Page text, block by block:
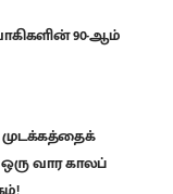
90-ஆம்
முடக்கத்தைக்
ஒரு வார காலப்